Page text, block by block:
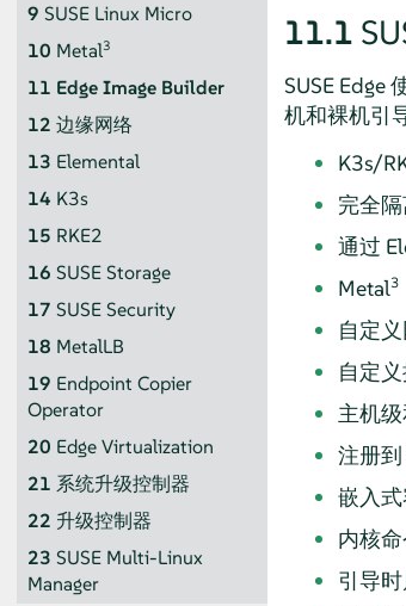
9 SUSE Linux Micro
10 Metal3
11 Edge Image Builder
12 边缘网络
13 Elemental
14 K3s
15 RKE2
16 SUSE Storage
17 SUSE Security
18 MetalLB
19 Endpoint Copier
Operator
20 Edge Virtualization
21 系统升级控制器
22 升级控制器
23 SUSE Multi-Linux
Manager
11.1
SUSE Edge
机和裸机引
K3s/
完全
通过
Metal3
自定
自定
主机
注册
嵌入
内核
引导